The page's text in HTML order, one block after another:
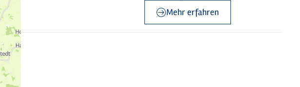
Mehr erfahren